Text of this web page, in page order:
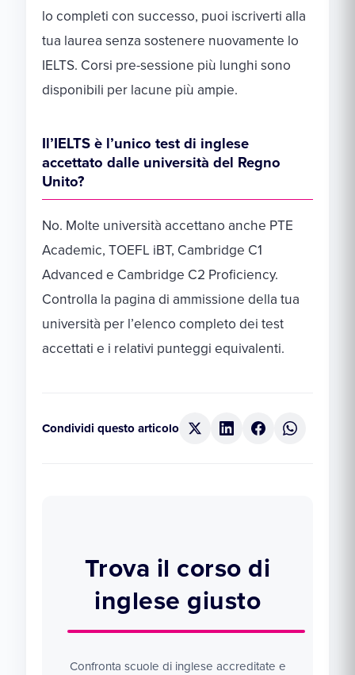
lo completi con successo, puoi iscriverti alla
tua laurea senza sostenere nuovamente lo
IELTS. Corsi pre-sessione più lunghi sono
disponibili per lacune più ampie.
Il’IELTS è l’unico test di inglese
accettato dalle università del Regno
Unito?
No. Molte università accettano anche PTE
Academic, TOEFL iBT, Cambridge C1
Advanced e Cambridge C2 Proficiency.
Controlla la pagina di ammissione della tua
università per l’elenco completo dei test
accettati e i relativi punteggi equivalenti.
Condividi questo articolo
Trova il corso di
inglese giusto
Confronta scuole di inglese accreditate e